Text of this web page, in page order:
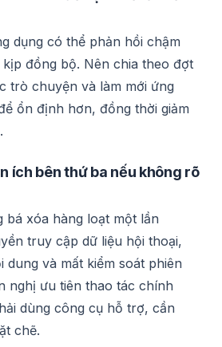
dụng có thể phản hồi chậm
đồng bộ. Nên chia theo đợt
trò chuyện và làm mới ứng
ổn định hơn, đồng thời giảm
ích bên thứ ba nếu không rõ
bá xóa hàng loạt một lần
truy cập dữ liệu hội thoại,
dung và mất kiểm soát phiên
nghị ưu tiên thao tác chính
dùng công cụ hỗ trợ, cần
chẽ.